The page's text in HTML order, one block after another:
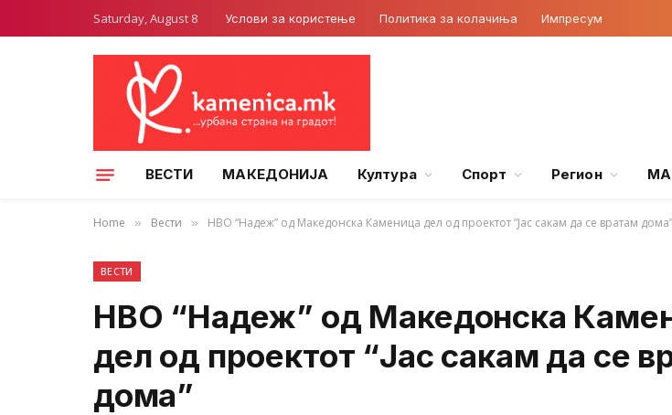
Saturday, August 8 Услови за користење Политика за колачиња Импресум
ВЕСТИ МАКЕДОНИЈА Култура Спорт Регион
Home » Вести » НВО “Надеж” од Македонска Каменица дел од проектот “Јас сакам да се вратам дома”
ВЕСТИ
НВО “Надеж” од Македонска
дел од проектот “Јас сакам да се
дома”